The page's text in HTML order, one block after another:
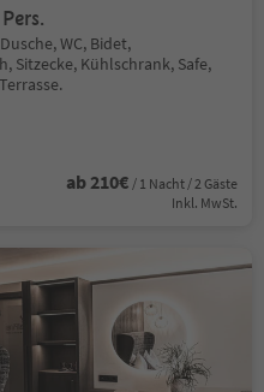
WC, Bidet,
Sitzecke, Kühlschrank, Safe,
ab 210€ / 1 Nacht / 2 Gäste
Inkl. MwSt.